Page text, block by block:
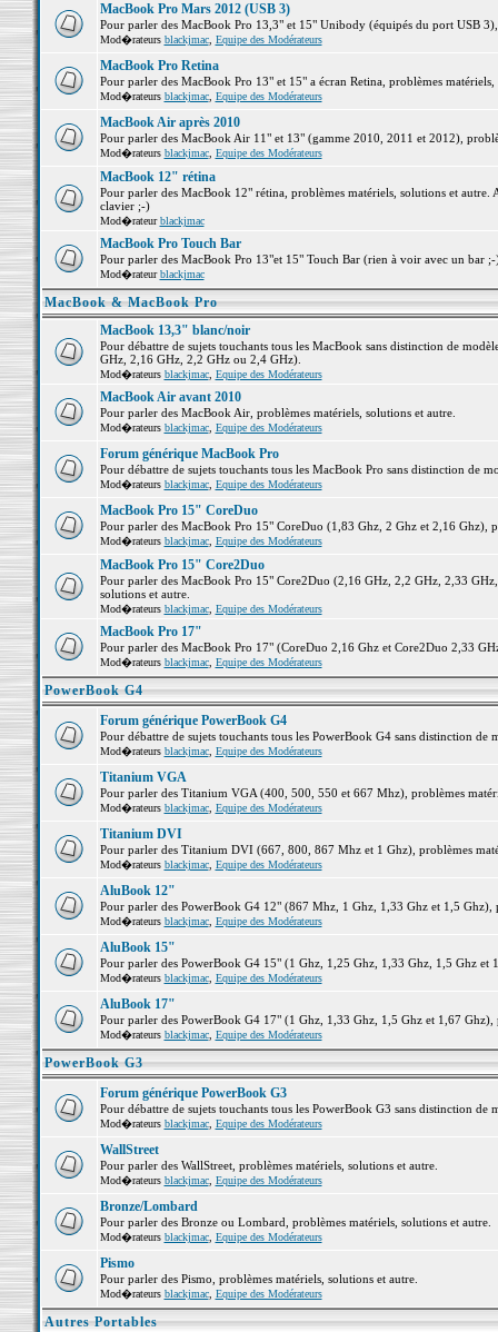
MacBook Pro Mars 2012 (USB 3)
Pour parler des MacBook Pro 13,3" et 15" Unibody (équipés du port USB
Mod�rateurs blackjmac, Equipe des Modérateurs
MacBook Pro Retina
Pour parler des MacBook Pro 13" et 15" a écran Retina, problèmes matériels,
Mod�rateurs blackjmac, Equipe des Modérateurs
MacBook Air après 2010
Pour parler des MacBook Air 11" et 13" (gamme 2010, 2011 et 2012),
Mod�rateurs blackjmac, Equipe des Modérateurs
MacBook 12" rétina
Pour parler des MacBook 12" rétina, problèmes matériels, solutions et
clavier ;-)
Mod�rateurblackjmac
MacBook Pro Touch Bar
Pour parler des MacBook Pro 13"et 15" Touch Bar (rien à voir avec un bar
Mod�rateurblackjmac
MacBook & MacBook Pro
MacBook 13,3" blanc/noir
Pour débattre de sujets touchants tous les MacBook sans distinction de
GHz, 2,16 GHz, 2,2 GHz ou 2,4 GHz).
Mod�rateurs blackjmac, Equipe des Modérateurs
MacBook Air avant 2010
Pour parler des MacBook Air, problèmes matériels, solutions et autre.
Mod�rateurs blackjmac, Equipe des Modérateurs
Forum générique MacBook Pro
Pour débattre de sujets touchants tous les MacBook Pro sans distinction de
Mod�rateurs blackjmac, Equipe des Modérateurs
MacBook Pro 15" CoreDuo
Pour parler des MacBook Pro 15" CoreDuo (1,83 Ghz, 2 Ghz et 2,16 Ghz),
Mod�rateurs blackjmac, Equipe des Modérateurs
MacBook Pro 15" Core2Duo
Pour parler des MacBook Pro 15" Core2Duo (2,16 GHz, 2,2 GHz, 2,33
solutions et autre.
Mod�rateurs blackjmac, Equipe des Modérateurs
MacBook Pro 17"
Pour parler des MacBook Pro 17" (CoreDuo 2,16 Ghz et Core2Duo 2,33
Mod�rateurs blackjmac, Equipe des Modérateurs
PowerBook G4
Forum générique PowerBook G4
Pour débattre de sujets touchants tous les PowerBook G4 sans distinction de
Mod�rateurs blackjmac, Equipe des Modérateurs
Titanium VGA
Pour parler des Titanium VGA (400, 500, 550 et 667 Mhz), problèmes
Mod�rateurs blackjmac, Equipe des Modérateurs
Titanium DVI
Pour parler des Titanium DVI (667, 800, 867 Mhz et 1 Ghz), problèmes
Mod�rateurs blackjmac, Equipe des Modérateurs
AluBook 12"
Pour parler des PowerBook G4 12" (867 Mhz, 1 Ghz, 1,33 Ghz et 1,5 Ghz),
Mod�rateurs blackjmac, Equipe des Modérateurs
AluBook 15"
Pour parler des PowerBook G4 15" (1 Ghz, 1,25 Ghz, 1,33 Ghz, 1,5 Ghz et
Mod�rateurs blackjmac, Equipe des Modérateurs
AluBook 17"
Pour parler des PowerBook G4 17" (1 Ghz, 1,33 Ghz, 1,5 Ghz et 1,67 Ghz),
Mod�rateurs blackjmac, Equipe des Modérateurs
PowerBook G3
Forum générique PowerBook G3
Pour débattre de sujets touchants tous les PowerBook G3 sans distinction de
Mod�rateurs blackjmac, Equipe des Modérateurs
WallStreet
Pour parler des WallStreet, problèmes matériels, solutions et autre.
Mod�rateurs blackjmac, Equipe des Modérateurs
Bronze/Lombard
Pour parler des Bronze ou Lombard, problèmes matériels, solutions et autre.
Mod�rateurs blackjmac, Equipe des Modérateurs
Pismo
Pour parler des Pismo, problèmes matériels, solutions et autre.
Mod�rateurs blackjmac, Equipe des Modérateurs
Autres Portables